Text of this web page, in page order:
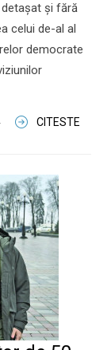
şi fără
celui de-al al
democrate
CITESTE